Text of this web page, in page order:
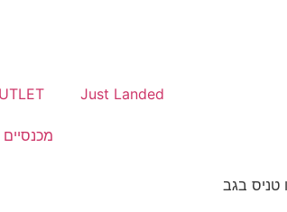
Just Landed
מכנסיים
טניס בגב